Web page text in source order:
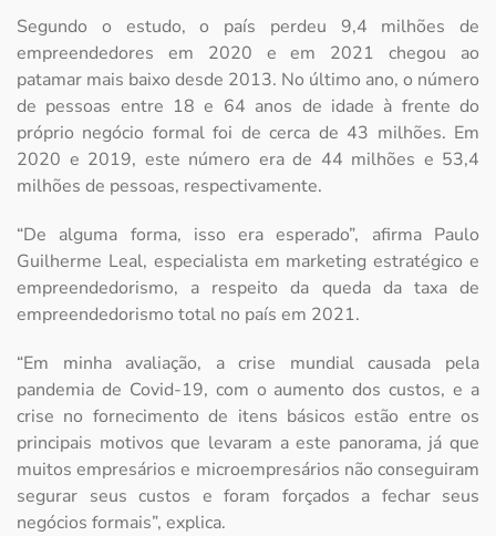
Segundo o estudo, o país perdeu 9,4 milhões de
empreendedores em 2020 e em 2021 chegou ao
patamar mais baixo desde 2013. No último ano, o número
de pessoas entre 18 e 64 anos de idade à frente do
próprio negócio formal foi de cerca de 43 milhões. Em
2020 e 2019, este número era de 44 milhões e 53,4
milhões de pessoas, respectivamente.
“De alguma forma, isso era esperado”, afirma Paulo
Guilherme Leal, especialista em marketing estratégico e
empreendedorismo, a respeito da queda da taxa de
empreendedorismo total no país em 2021.
“Em minha avaliação, a crise mundial causada pela
pandemia de Covid-19, com o aumento dos custos, e a
crise no fornecimento de itens básicos estão entre os
principais motivos que levaram a este panorama, já que
muitos empresários e microempresários não conseguiram
segurar seus custos e foram forçados a fechar seus
negócios formais”, explica.